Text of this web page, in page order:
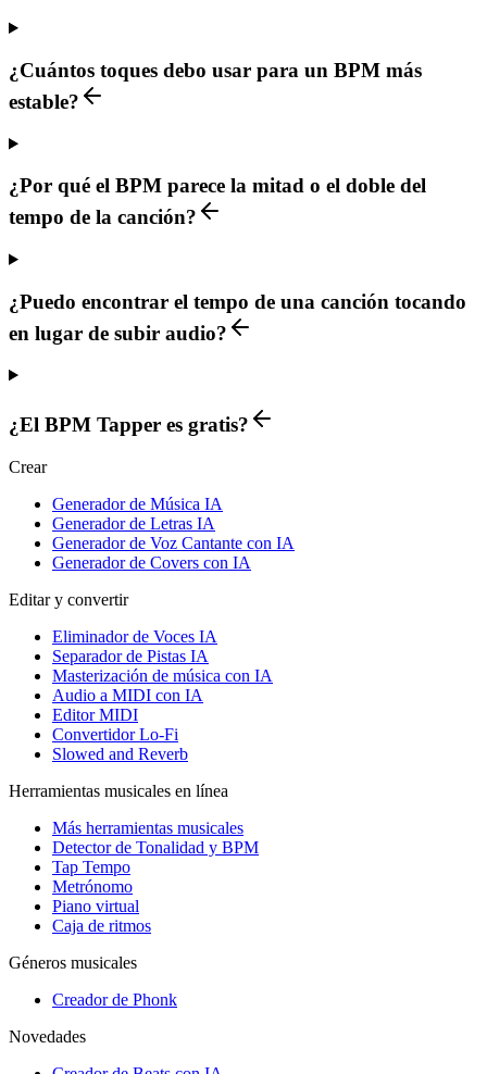
¿Cuántos toques debo usar para un BPM más
estable?
¿Por qué el BPM parece la mitad o el doble del
tempo de la canción?
¿Puedo encontrar el tempo de una canción tocando
en lugar de subir audio?
¿El BPM Tapper es gratis?
Crear
Generador de Música IA
Generador de Letras IA
Generador de Voz Cantante con IA
Generador de Covers con IA
Editar y convertir
Eliminador de Voces IA
Separador de Pistas IA
Masterización de música con IA
Audio a MIDI con IA
Editor MIDI
Convertidor Lo-Fi
Slowed and Reverb
Herramientas musicales en línea
Más herramientas musicales
Detector de Tonalidad y BPM
Tap Tempo
Metrónomo
Piano virtual
Caja de ritmos
Géneros musicales
Creador de Phonk
Novedades